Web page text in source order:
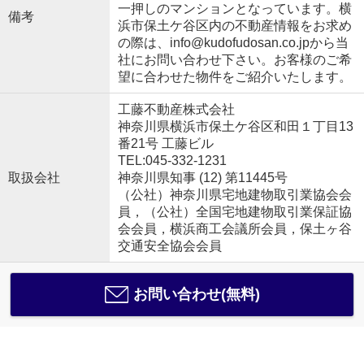
備考
一押しのマンションとなっています。横
浜市保土ケ谷区内の不動産情報をお求め
の際は、info@kudofudosan.co.jpから当
社にお問い合わせ下さい。お客様のご希
望に合わせた物件をご紹介いたします。
取扱会社
工藤不動産株式会社
神奈川県横浜市保土ケ谷区和田１丁目13
番21号 工藤ビル
TEL:045-332-1231
神奈川県知事 (12) 第11445号
（公社）神奈川県宅地建物取引業協会会
員，（公社）全国宅地建物取引業保証協
会会員，横浜商工会議所会員，保土ヶ谷
交通安全協会会員
お問い合わせ(無料)